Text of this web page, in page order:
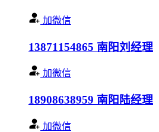
加微信
13871154865 南阳刘经理
加微信
18908638959 南阳陆经理
加微信